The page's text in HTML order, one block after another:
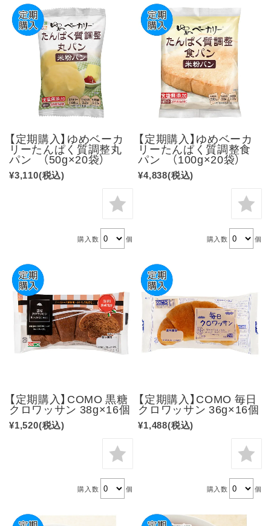
【定期購入】ゆめベーカ
リーたんぱく質調整丸
パン （50g×20袋）
¥3,110(税込)
購入数 個
【定期購入】ゆめベーカ
リーたんぱく質調整食
パン （100g×20袋）
¥4,838(税込)
購入数 個
【定期購入】COMO 黒糖
クロワッサン 38g×16個
¥1,520(税込)
購入数 個
【定期購入】COMO 毎日
クロワッサン 36g×16個
¥1,488(税込)
購入数 個